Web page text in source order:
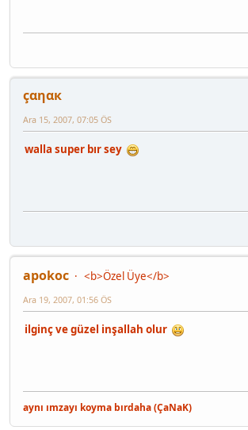
çαηαк
Ara 15, 2007, 07:05 ÖS
walla super bır sey
apokoc
<b>Özel Üye</b>
Ara 19, 2007, 01:56 ÖS
ilginç ve güzel inşallah olur
aynı ımzayı koyma bırdaha (ÇaNaK)